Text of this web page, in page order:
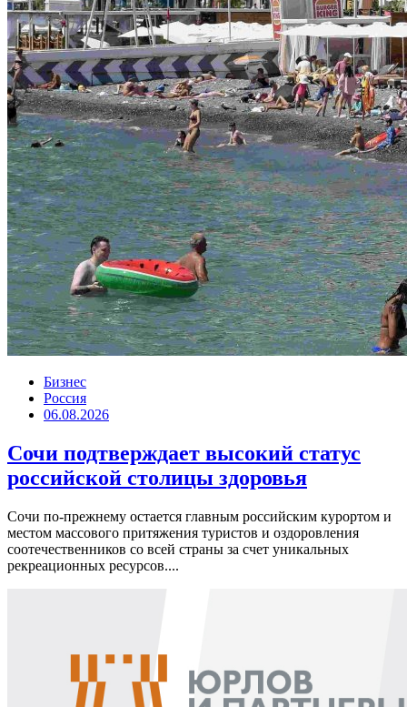
Бизнес
Россия
06.08.2026
Сочи подтверждает высокий статус
российской столицы здоровья
Сочи по-прежнему остается главным российским курортом и
местом массового притяжения туристов и оздоровления
соотечественников со всей страны за счет уникальных
рекреационных ресурсов....